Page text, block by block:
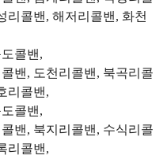
리콜밴, 해저리콜밴, 화천
콜밴,
밴, 도천리콜밴, 북곡리콜
리콜밴,
콜밴,
밴, 북지리콜밴, 수식리콜
리콜밴,